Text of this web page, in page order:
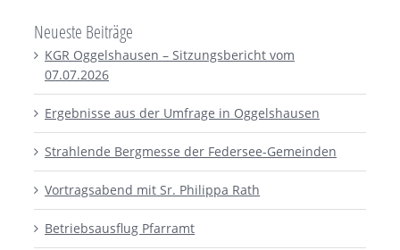
Neueste Beiträge
KGR Oggelshausen – Sitzungsbericht vom
07.07.2026
Ergebnisse aus der Umfrage in Oggelshausen
Strahlende Bergmesse der Federsee-Gemeinden
Vortragsabend mit Sr. Philippa Rath
Betriebsausflug Pfarramt